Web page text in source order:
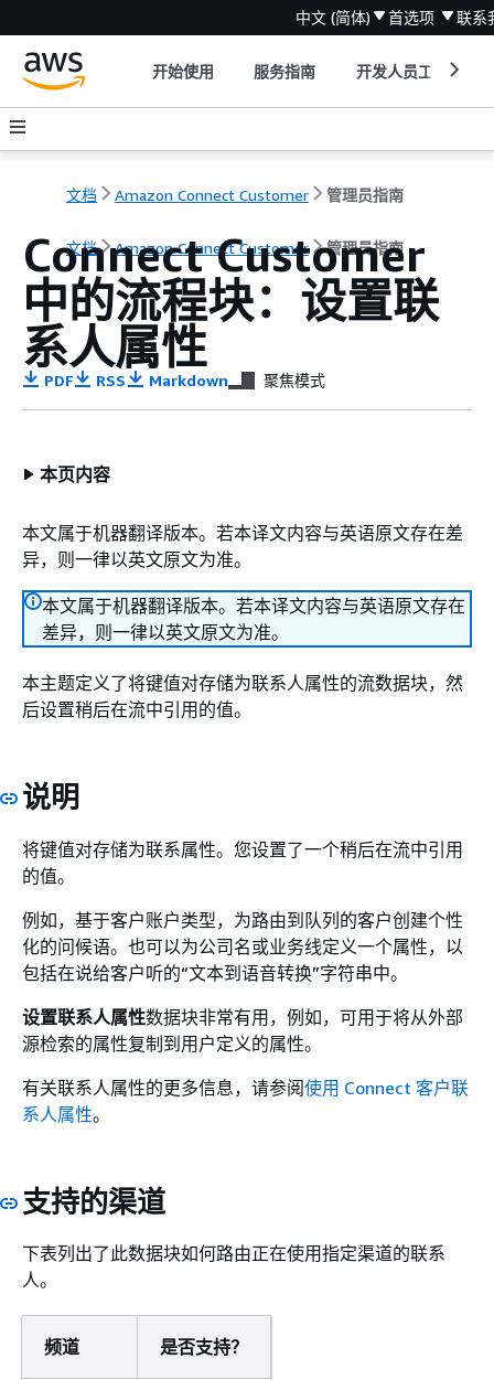
中文 (简体) 首选项 联系
开始使用 服务指南 开发人员工具
文档 Amazon Connect Customer 管理员指南
文档 Amazon Connect Customer 管理员指南
Connect Customer
中的流程块：设置联
系人属性
PDF RSS Markdown 聚焦模式
本页内容
本文属于机器翻译版本。若本译文内容与英语原文存在差
异，则一律以英文原文为准。
本文属于机器翻译版本。若本译文内容与英语原文存在
差异，则一律以英文原文为准。
本主题定义了将键值对存储为联系人属性的流数据块，然
后设置稍后在流中引用的值。
说明
将键值对存储为联系属性。您设置了一个稍后在流中引用
的值。
例如，基于客户账户类型，为路由到队列的客户创建个性
化的问候语。也可以为公司名或业务线定义一个属性，以
包括在说给客户听的“文本到语音转换”字符串中。
设置联系人属性数据块非常有用，例如，可用于将从外部
源检索的属性复制到用户定义的属性。
有关联系人属性的更多信息，请参阅使用 Connect 客户联
系人属性。
支持的渠道
下表列出了此数据块如何路由正在使用指定渠道的联系
人。
频道 是否支持？